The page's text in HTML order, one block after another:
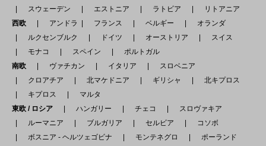
スウェーデン
エストニア ラトビア
リトアニア
西欧
アンドラ フランス ベルギー
オランダ
ルクセンブルク
ドイツ オーストリア
スイス
モナコ
スペイン
ポルトガル
南欧
ヴァチカン イタリア
スロベニア
クロアチア
北マケドニア ギリシャ
北キプロス
キプロス
マルタ
東欧 / ロシア
ハンガリー チェコ
スロヴァキア
ルーマニア
ブルガリア セルビア
コソボ
ボスニア - ヘルツェゴビナ
モンテネグロ
ポーランド